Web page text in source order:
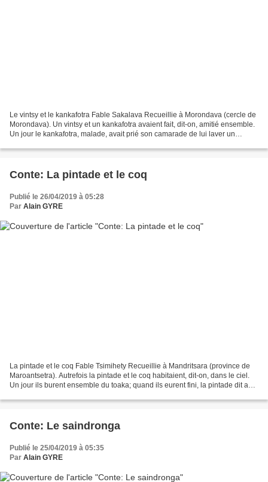
Le vintsy et le kankafotra Fable Sakalava Recueillie à Morondava (cercle de
Morondava). Un vintsy et un kankafotra avaient fait, dit-on, amitié ensemble.
Un jour le kankafotra, malade, avait prié son camarade de lui laver un
Conte: La pintade et le coq
Publié le 26/04/2019 à 05:28
Par Alain GYRE
La pintade et le coq Fable Tsimihety Recueillie à Mandritsara (province de
Maroantsetra). Autrefois la pintade et le coq habitaient, dit-on, dans le ciel.
Un jour ils burent ensemble du toaka; quand ils eurent fini, la pintade dit au
Conte: Le saindronga
Publié le 25/04/2019 à 05:35
Par Alain GYRE